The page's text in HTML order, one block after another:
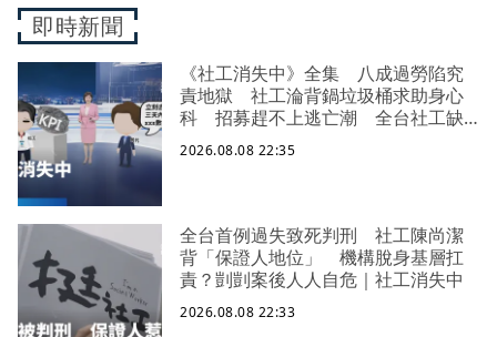
即時新聞
《社工消失中》全集 八成過勞陷究
責地獄 社工淪背鍋垃圾桶求助身心
科 招募趕不上逃亡潮 全台社工缺
口警報 揭薪資回捐黑幕 血汗錢遭
剝削
2026.08.08 22:35
全台首例過失致死判刑 社工陳尚潔
背「保證人地位」 機構脫身基層扛
責？剴剴案後人人自危｜社工消失中
2026.08.08 22:33